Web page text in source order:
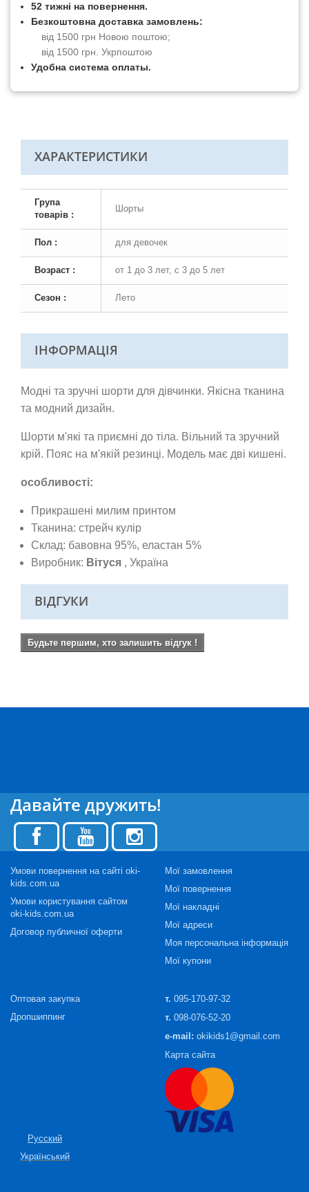
52 тижні на повернення.
Безкоштовна доставка замовлень:
від 1500 грн Новою поштою;
від 1500 грн. Укрпоштою
Удобна система оплаты.
ХАРАКТЕРИСТИКИ
Група
товарів :
Шорты
Пол : для девочек
Возраст : от 1 до 3 лет, с 3 до 5 лет
Сезон : Лето
ІНФОРМАЦІЯ
Модні та зручні шорти для дівчинки. Якісна тканина
та модний дизайн.
Шорти м'які та приємні до тіла. Вільний та зручний
крій. Пояс на м'якій резинці. Модель має дві кишені.
особливості:
Прикрашені милим принтом
Тканина: стрейч кулір
Склад: бавовна 95%, еластан 5%
Виробник: Вітуся , Україна
ВІДГУКИ
Будьте першим, хто залишить відгук !
Давайте дружить!
Умови повернення на сайті oki-
kids.com.ua
Умови користування сайтом
oki-kids.com.ua
Договор публичної оферти
Мої замовлення
Мої повернення
Мої накладні
Мої адреси
Моя персональна інформація
Мої купони
Оптовая закупка
Дропшиппинг
т. 095-170-97-32
т. 098-076-52-20
e-mail: okikids1@gmail.com
Карта сайта
Русский
Український